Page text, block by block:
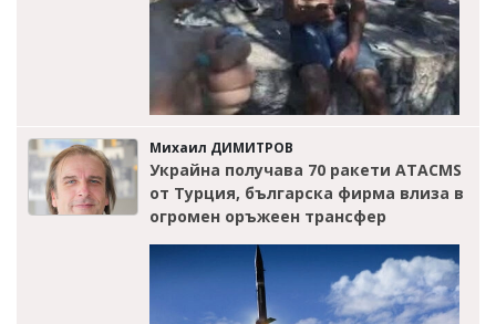
Михаил ДИМИТРОВ
Украйна получава 70 ракети ATACMS
от Турция, българска фирма влиза в
огромен оръжеен трансфер